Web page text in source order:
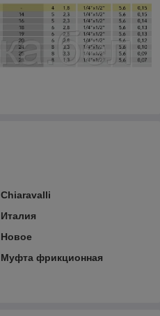
Chiaravalli
Италия
Новое
Муфта фрикционная